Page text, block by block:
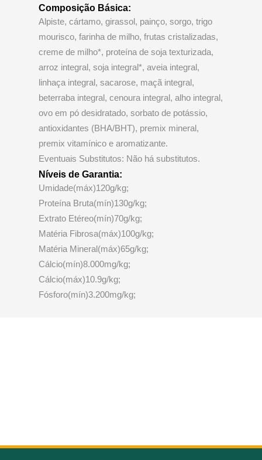
Composição Básica:
Alpiste, cártamo, girassol, painço, sorgo, trigo
mourisco, farinha de milho, frutas cristalizadas,
creme de milho*, proteína de soja texturizada,
arroz integral, soja integral*, aveia integral,
linhaça integral, sacarose, maçã integral,
beterraba integral, cenoura integral, alho integral,
ovo em pó desidratado, sorbato de potássio,
antioxidantes (BHA/BHT), premix mineral,
premix vitamínico e aromatizante.
Eventuais Substitutos: Não há substitutos.
Níveis de Garantia:
Umidade(máx)120g/kg;
Proteína Bruta(mín)130g/kg;
Extrato Etéreo(mín)70g/kg;
Matéria Fibrosa(máx)100g/kg;
Matéria Mineral(máx)65g/kg;
Cálcio(mín)8.000mg/kg;
Cálcio(máx)10.9g/kg;
Fósforo(mín)3.200mg/kg;